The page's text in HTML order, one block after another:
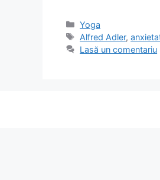
Categorii
Yoga
Etichete
Alfred Adler,
Lasă un comentariu